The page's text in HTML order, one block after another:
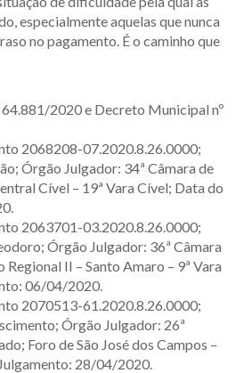
especialmente aquelas que nunca
no pagamento. É o caminho que
2020 e Decreto Municipal nº
2068208-07.2020.8.26.0000;
Órgão Julgador: 34ª Câmara de
Cível – 19ª Vara Cível; Data do
2063701-03.2020.8.26.0000;
Órgão Julgador: 36ª Câmara
II – Santo Amaro – 9ª Vara
06/04/2020.
2070513-61.2020.8.26.0000;
Órgão Julgador: 26ª
Foro de São José dos Campos –
28/04/2020.